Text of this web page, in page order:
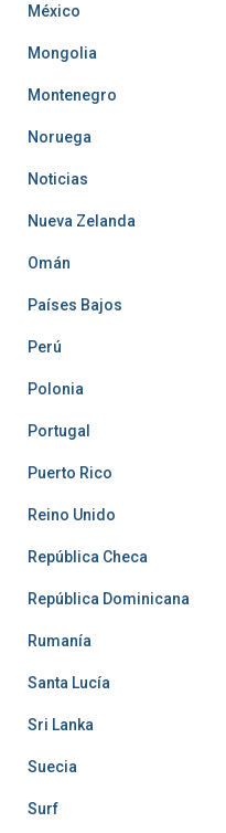
México
Mongolia
Montenegro
Noruega
Noticias
Nueva Zelanda
Omán
Países Bajos
Perú
Polonia
Portugal
Puerto Rico
Reino Unido
República Checa
República Dominicana
Rumanía
Santa Lucía
Sri Lanka
Suecia
Surf